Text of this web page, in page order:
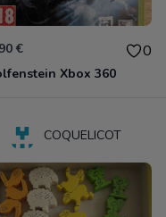
€ 0
Xbox 360
COQUELICOT